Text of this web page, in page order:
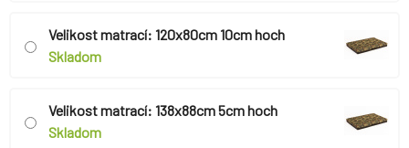
Velikost matrací: 120x80cm 10cm hoch
Skladom
Velikost matrací: 138x88cm 5cm hoch
Skladom